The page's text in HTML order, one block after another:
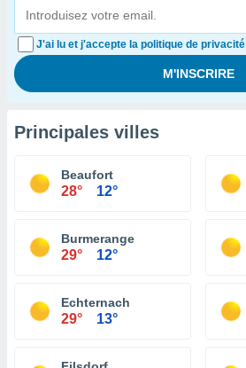
J'ai lu et j'accepte la politique de privacité
Principales villes
Beaufort
28° 12°
Burmerange
29° 12°
Echternach
29° 13°